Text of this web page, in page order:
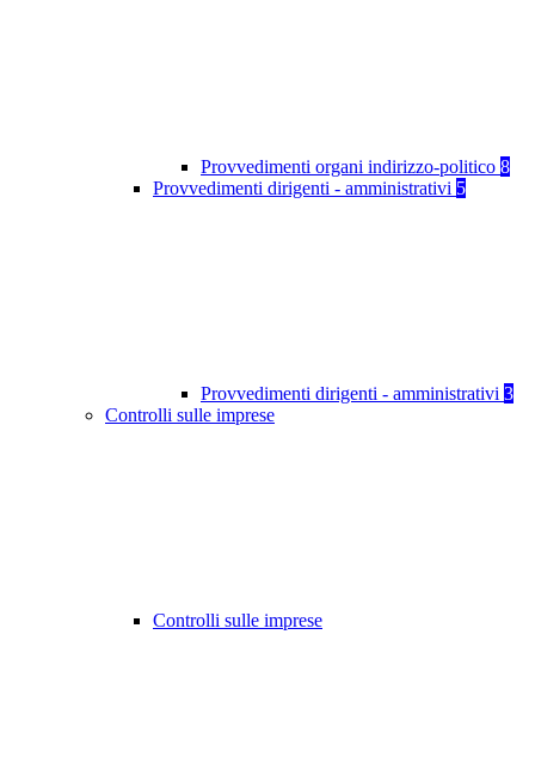
Provvedimenti organi indirizzo-politico 8
Provvedimenti dirigenti - amministrativi 5
Provvedimenti dirigenti - amministrativi 3
Controlli sulle imprese
Controlli sulle imprese